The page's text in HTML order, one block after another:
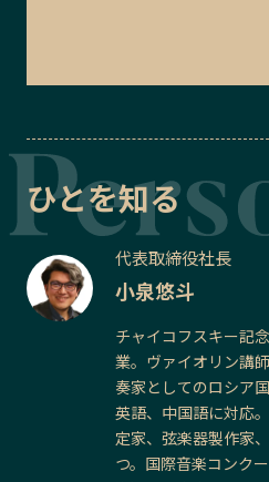
ひとを知る
代表取締役社長
小泉悠斗
チャイコフスキー記
業。ヴァイオリン講
奏家としてのロシア
英語、中国語に対応
定家、弦楽器製作家
つ。国際音楽コンク